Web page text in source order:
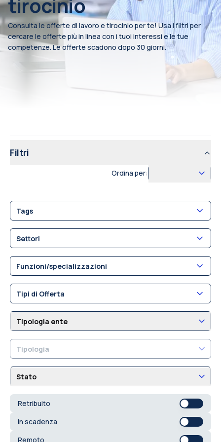
Consulta le offerte di lavoro e tirocinio per te! Usa i filtri per
cercare le offerte più in linea con i tuoi interessi e le tue
competenze. Le offerte scadono dopo 30 giorni.
Filtri
Ordina per:
Tags
Settori
Funzioni/specializzazioni
Tipi di Offerta
Tipologia ente
Tipologia
Stato
Retribuito
In scadenza
Remoto